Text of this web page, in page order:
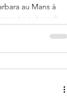
au Mans à
autour du